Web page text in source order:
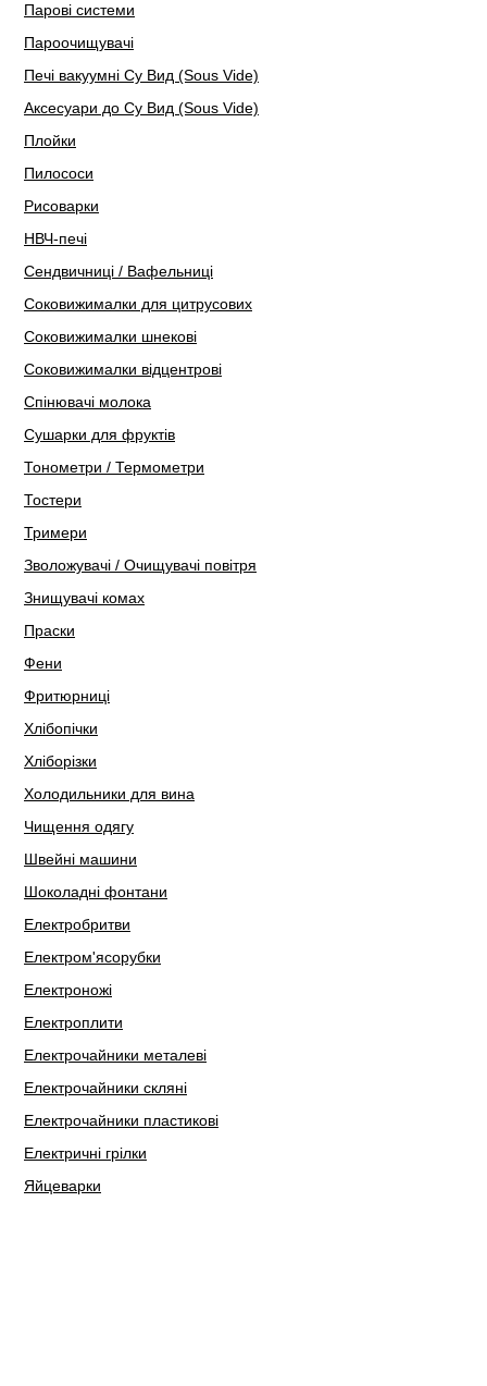
Парові системи
Пароочищувачі
Печі вакуумні Су Вид (Sous Vide)
Аксесуари до Су Вид (Sous Vide)
Плойки
Пилососи
Рисоварки
НВЧ-печі
Сендвичниці / Вафельниці
Соковижималки для цитрусових
Соковижималки шнекові
Соковижималки відцентрові
Спінювачі молока
Сушарки для фруктів
Тонометри / Термометри
Тостери
Тримери
Зволожувачі / Очищувачі повітря
Знищувачі комах
Праски
Фени
Фритюрниці
Хлібопічки
Хліборізки
Холодильники для вина
Чищення одягу
Швейні машини
Шоколадні фонтани
Електробритви
Електром'ясорубки
Електроножі
Електроплити
Електрочайники металеві
Електрочайники скляні
Електрочайники пластикові
Електричні грілки
Яйцеварки